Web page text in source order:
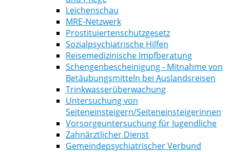
Leichenschau
MRE-Netzwerk
Prostituiertenschutzgesetz
Sozialpsychiatrische Hilfen
Reisemedizinische Impfberatung
Schengenbescheinigung - Mitnahme von
Betäubungsmitteln bei Auslandsreisen
Trinkwasserüberwachung
Untersuchung von
Seiteneinsteigern/Seiteneinsteigerinnen
Vorsorgeuntersuchung für Jugendliche
Zahnärztlicher Dienst
Gemeindepsychiatrischer Verbund